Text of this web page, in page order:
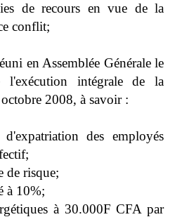
de recours en vue de la
conflit;
en Assemblée Générale le
intégrale de la
2008, à savoir :
des employés
de risque;
à 10%;
à 30.000F CFA par